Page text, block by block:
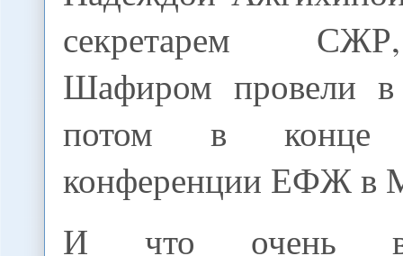
секретарем
Шафиром провели в
потом в конце
конференции ЕФЖ в
И что очень